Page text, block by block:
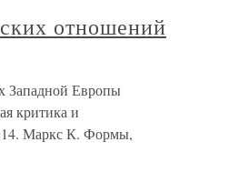
отношений
Западной Европы
критика и
Маркс К. Формы,